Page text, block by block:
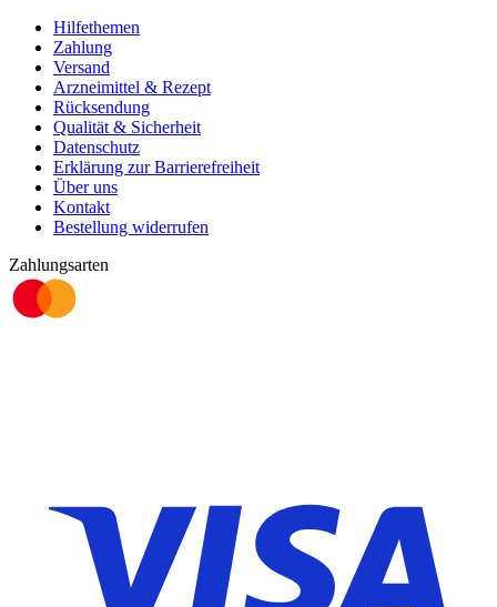
Hilfethemen
Zahlung
Versand
Arzneimittel & Rezept
Rücksendung
Qualität & Sicherheit
Datenschutz
Erklärung zur Barrierefreiheit
Über uns
Kontakt
Bestellung widerrufen
Zahlungsarten